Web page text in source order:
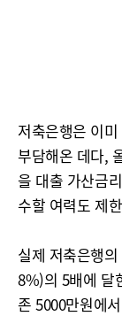
저축은행은 이
부담해온 데다,
을 대출 가산금
수할 여력도 제
실제 저축은행
8%)의 5배에 달
존 5000만원에